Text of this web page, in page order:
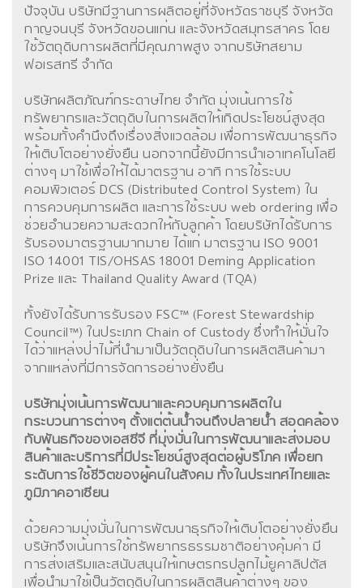
ปัจจุบัน บริษัทมีฐานการผลิตอยู่ที่จังหวัดราชบุรี จังหวัด
กาญจนบุรี จังหวัดขอนแก่น และจังหวัดสมุทรสาคร โดย
ใช้วัตถุดิบการผลิตที่มีคุณภาพสูง จากบริษัทสยาม
ฟอเรสทรี จำกัด
บริษัทผลิตภัณฑ์กระดาษไทย จำกัด มุ่งเน้นการใช้
ทรัพยากรและวัตถุดิบในการผลิตให้เกิดประโยชน์สูงสุด
พร้อมทั้งคำนึงถึงเรื่องสิ่งแวดล้อม เพื่อการพัฒนาธุรกิจ
ให้เติบโตอย่างยั่งยืน นอกจากนี้ยังมีการนำเอาเทคโนโลยี
ต่างๆ มาใช้เพื่อให้ได้มาตรฐาน อาทิ การใช้ระบบ
คอมพิวเตอร์ DCS (Distributed Control System) ใน
การควบคุมการผลิต และการใช้ระบบ web ordering เพื่อ
ช่วยอำนวยความสะดวกให้กับลูกค้า โดยบริษัทได้รับการ
รับรองมาตรฐานมากมาย ได้แก่ มาตรฐาน ISO 9001
ISO 14001 TIS/OHSAS 18001 Deming Application
Prize และ Thailand Quality Award (TQA)
ทั้งยังได้รับการรับรอง FSC™ (Forest Stewardship
Council™) ในประเภท Chain of Custody ซึ่งทำให้มั่นใจ
ได้ว่าแหล่งป่าไม้ที่นำมาเป็นวัตถุดิบในการผลิตสินค้ามา
จากแหล่งที่มีการจัดการอย่างยั่งยืน
บริษัทมุ่งเน้นการพัฒนาและควบคุมการผลิตใน
กระบวนการต่างๆ ตั้งแต่ต้นน้ำจนถึงปลายน้ำ สอดคล้อง
กับพันธกิจของเอสซีจี ที่มุ่งมั่นในการพัฒนาและส่งมอบ
สินค้าและบริการที่มีประโยชน์สูงสุดต่อผู้บริโภค เพื่อยก
ระดับการใช้ชีวิตของผู้คนในสังคม ทั้งในประเทศไทยและ
ภูมิภาคอาเซียน
ด้วยความมุ่งมั่นในการพัฒนาธุรกิจให้เติบโตอย่างยั่งยืน
บริษัทจึงเน้นการใช้ทรัพยากรธรรมชาติอย่างคุ้มค่า มี
การส่งเสริมและสนับสนุนให้เกษตรกรปลูกไม้ยูคาลิปตัส
เพื่อนำมาใช้เป็นวัตถุดิบในการผลิตสินค้าต่างๆ ของ